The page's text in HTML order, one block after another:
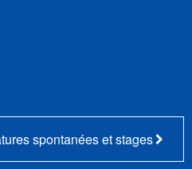
spontanées et stages